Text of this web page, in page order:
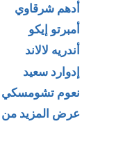
أدهم شرقاوي
أمبرتو إيكو
أندريه لالاند
إدوارد سعيد
نعوم تشومسكي
عرض المزيد من